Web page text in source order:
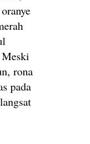
rona
pada